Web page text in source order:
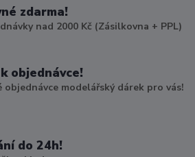
zdarma!
nad 2000 Kč (Zásilkovna + PPL)
objednávce!
objednávce modelářský dárek pro vás!
do 24h!